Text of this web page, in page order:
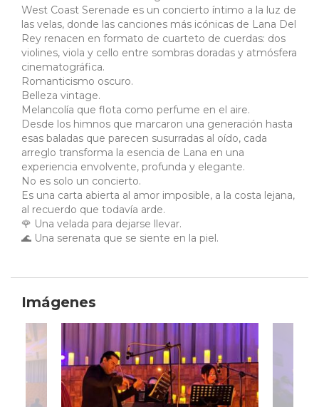
West Coast Serenade es un concierto íntimo a la luz de
las velas, donde las canciones más icónicas de Lana Del
Rey renacen en formato de cuarteto de cuerdas: dos
violines, viola y cello entre sombras doradas y atmósfera
cinematográfica.
Romanticismo oscuro.
Belleza vintage.
Melancolía que flota como perfume en el aire.
Desde los himnos que marcaron una generación hasta
esas baladas que parecen susurradas al oído, cada
arreglo transforma la esencia de Lana en una
experiencia envolvente, profunda y elegante.
No es solo un concierto.
Es una carta abierta al amor imposible, a la costa lejana,
al recuerdo que todavía arde.
🌹 Una velada para dejarse llevar.
🌊 Una serenata que se siente en la piel.
Imágenes